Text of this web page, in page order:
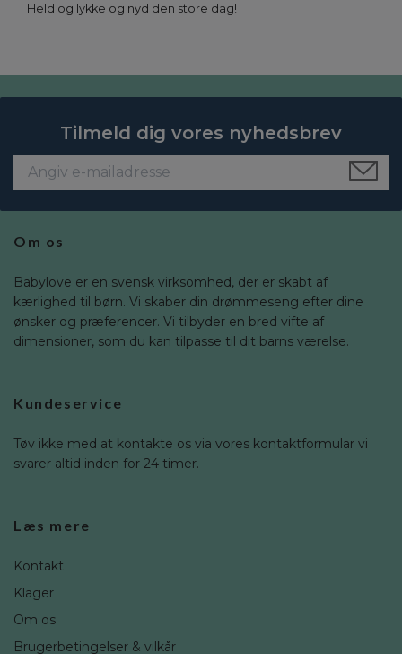
Held og lykke og nyd den store dag!
Tilmeld dig vores nyhedsbrev
Om os
Babylove er en svensk virksomhed, der er skabt af
kærlighed til børn. Vi skaber din drømmeseng efter dine
ønsker og præferencer. Vi tilbyder en bred vifte af
dimensioner, som du kan tilpasse til dit barns værelse.
Kundeservice
Tøv ikke med at kontakte os via vores kontaktformular vi
svarer altid inden for 24 timer.
Læs mere
Kontakt
Klager
Om os
Brugerbetingelser & vilkår